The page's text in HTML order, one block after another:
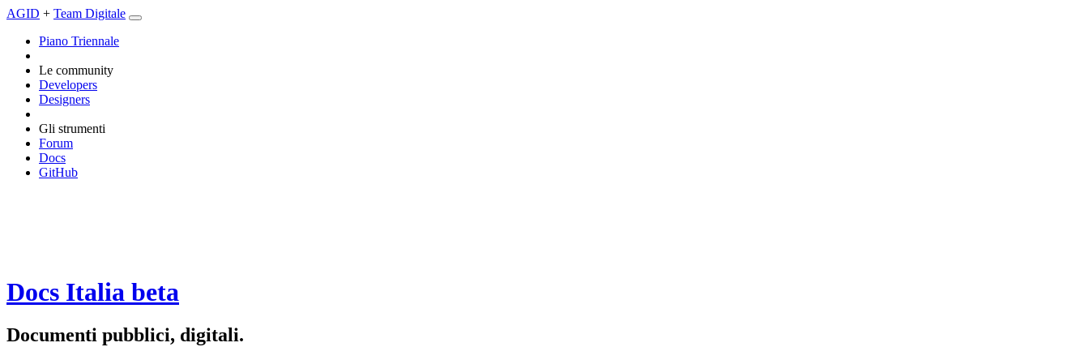
AGID + Team Digitale
Piano Triennale
Le community
Developers
Designers
Gli strumenti
Forum
Docs
GitHub
Docs Italia beta
Documenti pubblici, digitali.